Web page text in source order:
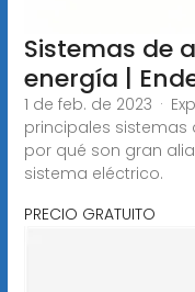
Sistemas de
energía |
1 de feb. de 2023 ·
principales
por qué son gran
sistema eléctrico.
PRECIO GRATUITO